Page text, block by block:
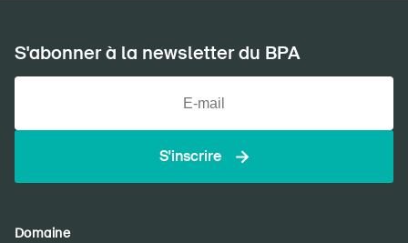
S'abonner à la newsletter du BPA
S'inscrire
Domaine